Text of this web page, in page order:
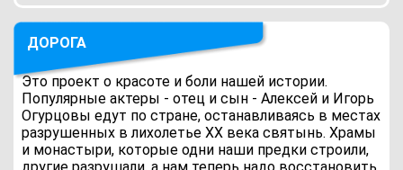
ДОРОГА
Это проект о красоте и боли нашей истории.
Популярные актеры - отец и сын - Алексей и Игорь
Огурцовы едут по стране, останавливаясь в местах
разрушенных в лихолетье ХХ века святынь. Храмы
и монастыри, которые одни наши предки строили,